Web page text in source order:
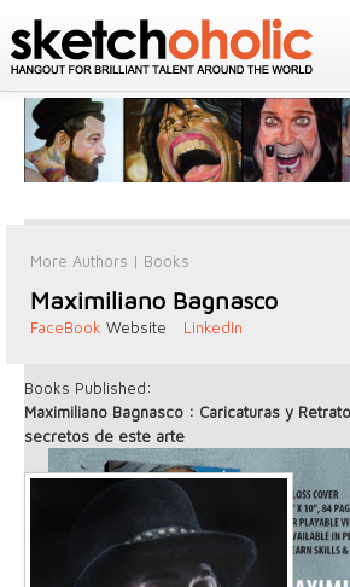
More Authors | Books
Maximiliano Bagnasco
FaceBook Website LinkedIn
Books Published:
Maximiliano Bagnasco : Caricaturas y
secretos de este arte